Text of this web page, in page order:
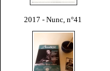
2017 - Nunc, n°41